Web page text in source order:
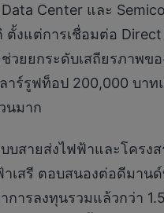
Center และ
งแต่การเชื่อมต่อ Direct
ยยกระดับเสถียรภาพข
ร์รูฟท็อป 200,000 บาท
นมาก
บสายส่งไฟฟ้าและโครง
เสรี ตอบสนองต่อดีมาน
ารลงทุนรวมแล้วกว่า